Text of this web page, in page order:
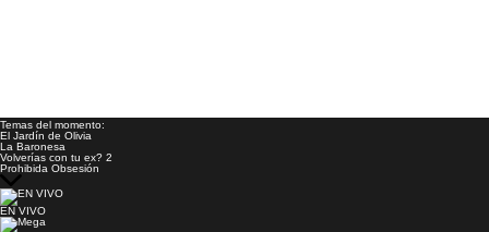
Temas del momento:
El Jardín de Olivia
La Baronesa
Volverías con tu ex? 2
Prohibida Obsesión
EN VIVO